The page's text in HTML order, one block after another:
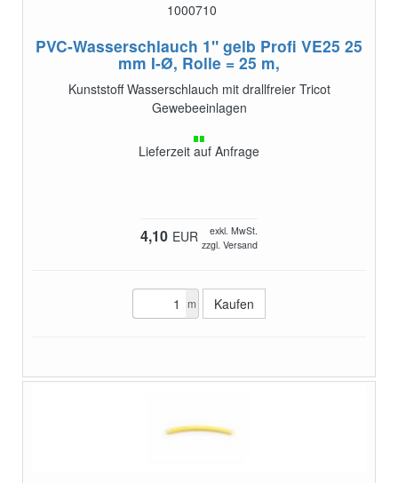
1000710
PVC-Wasserschlauch 1" gelb Profi VE25 25
mm I-Ø, Rolle = 25 m,
Kunststoff Wasserschlauch mit drallfreier Tricot
Gewebeeinlagen
Lieferzeit auf Anfrage
4,10 EUR
exkl. MwSt.
zzgl. Versand
m